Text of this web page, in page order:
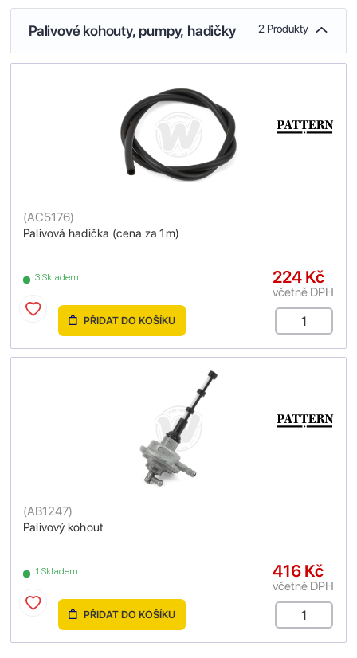
Palivové kohouty, pumpy, hadičky 2 Produkty
Palivová hadička (cena za 1m)
(AC5176)
3 Skladem 224 Kč
včetně DPH
PŘIDAT DO KOŠÍKU
Palivový kohout
(AB1247)
1 Skladem 416 Kč
včetně DPH
PŘIDAT DO KOŠÍKU